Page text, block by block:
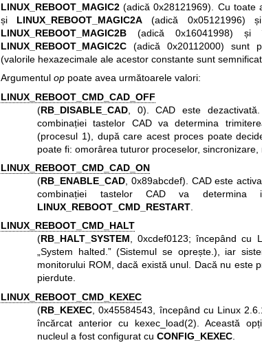
LINUX_REBOOT_MAGIC2(adică 0x28121969). Cu toate
și LINUX_REBOOT_MAGIC2A (adică 0x05121996)
LINUX_REBOOT_MAGIC2B(adică 0x16041998) și
LINUX_REBOOT_MAGIC2C(adică 0x20112000) sunt
(valorile hexazecimale ale acestor constante sunt
Argumentul oppoate avea următoarele valori:
LINUX_REBOOT_CMD_CAD_OFF
(RB_DISABLE_CAD , 0). CAD este
combinației tastelor CAD va determina
(procesul 1), după care acest proces poate
poate fi: omorârea tuturor proceselor, sincronizare,
LINUX_REBOOT_CMD_CAD_ON
(RB_ENABLE_CAD , 0x89abcdef). CAD este
combinației tastelor CAD va determina
LINUX_REBOOT_CMD_RESTART
LINUX_REBOOT_CMD_HALT
(RB_HALT_SYSTEM, 0xcdef0123; începând cu
„System halted.” (Sistemul se oprește.), iar
monitorului ROM, dacă există unul. Dacă nu este
pierdute.
LINUX_REBOOT_CMD_KEXEC
(RB_KEXEC , 0x45584543, începând cu Linux
încărcat anterior cu kexec_load(2) . Această
nucleul a fost configurat cuCONFIG_KEXEC